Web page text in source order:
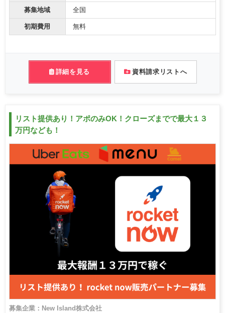
募集地域 全国
初期費用 無料
詳細を見る 資料請求リストへ
リスト提供あり！アポのみOK！クローズまでで最大１３
万円なども！
募集企業：New Island株式会社